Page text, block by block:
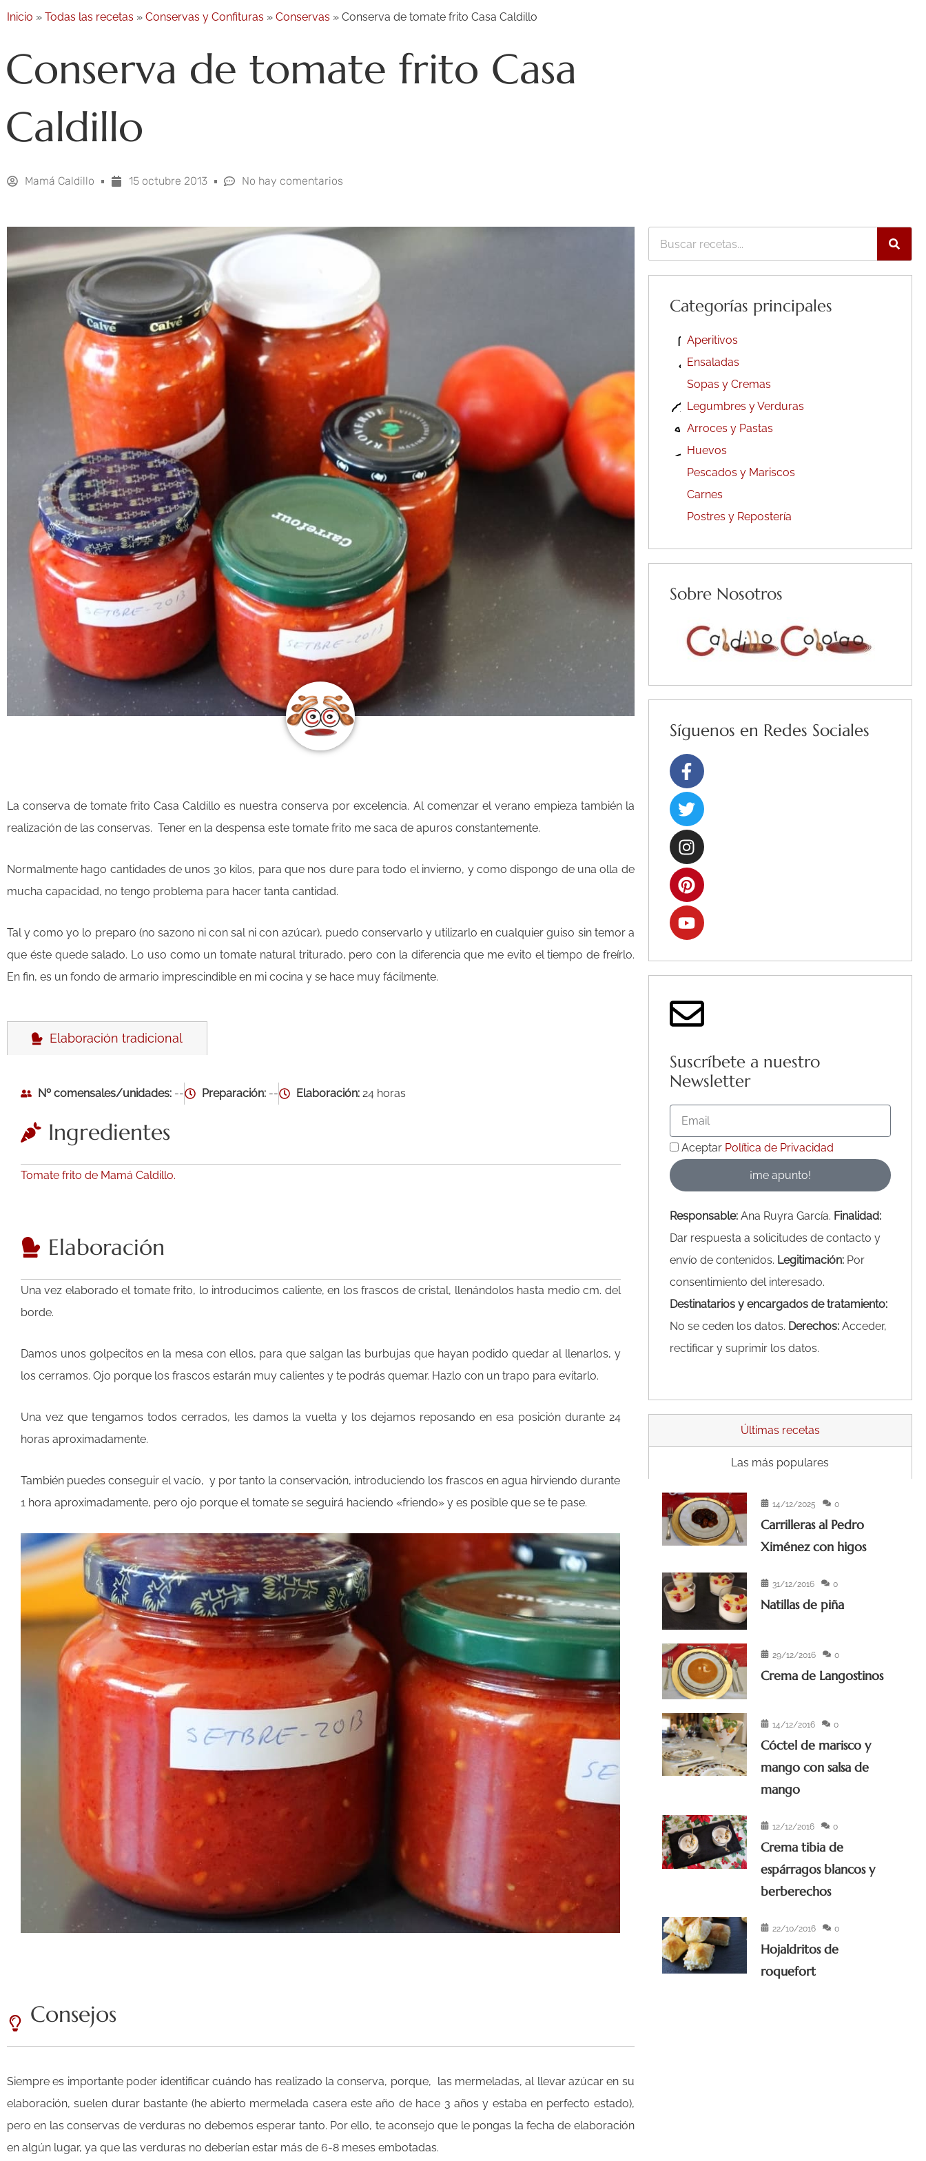
Inicio » Todas las recetas » Conservas y Confituras » Conservas » Conserva de tomate frito Casa Caldillo
Conserva de tomate frito Casa
Caldillo
Mamá Caldillo 15 octubre 2013 No hay comentarios
La conserva de tomate frito Casa Caldillo es nuestra conserva por excelencia. Al comenzar el verano empieza también la
realización de las conservas. Tener en la despensa este tomate frito me saca de apuros constantemente.
Normalmente hago cantidades de unos 30 kilos, para que nos dure para todo el invierno, y como dispongo de una olla de
mucha capacidad, no tengo problema para hacer tanta cantidad.
Tal y como yo lo preparo (no sazono ni con sal ni con azúcar), puedo conservarlo y utilizarlo en cualquier guiso sin temor a
que éste quede salado. Lo uso como un tomate natural triturado, pero con la diferencia que me evito el tiempo de freírlo.
En fin, es un fondo de armario imprescindible en mi cocina y se hace muy fácilmente.
Elaboración tradicional
Nº comensales/unidades: -- Preparación: -- Elaboración: 24 horas
Ingredientes
Tomate frito de Mamá Caldillo.
Elaboración
Una vez elaborado el tomate frito, lo introducimos caliente, en los frascos de cristal, llenándolos hasta medio cm. del
borde.
Damos unos golpecitos en la mesa con ellos, para que salgan las burbujas que hayan podido quedar al llenarlos, y
los cerramos. Ojo porque los frascos estarán muy calientes y te podrás quemar. Hazlo con un trapo para evitarlo.
Una vez que tengamos todos cerrados, les damos la vuelta y los dejamos reposando en esa posición durante 24
horas aproximadamente.
También puedes conseguir el vacío, y por tanto la conservación, introduciendo los frascos en agua hirviendo durante
1 hora aproximadamente, pero ojo porque el tomate se seguirá haciendo «friendo» y es posible que se te pase.
Consejos
Siempre es importante poder identificar cuándo has realizado la conserva, porque, las mermeladas, al llevar azúcar en su
elaboración, suelen durar bastante (he abierto mermelada casera este año de hace 3 años y estaba en perfecto estado),
pero en las conservas de verduras no debemos esperar tanto. Por ello, te aconsejo que le pongas la fecha de elaboración
en algún lugar, ya que las verduras no deberían estar más de 6-8 meses embotadas.
Buscar
Categorías principales
Aperitivos
Ensaladas
Sopas y Cremas
Legumbres y Verduras
Arroces y Pastas
Huevos
Pescados y Mariscos
Carnes
Postres y Repostería
Sobre Nosotros
Síguenos en Redes Sociales
Facebook-
f
Twitter
Instagram
Pinterest
Youtube
Suscríbete a nuestro
Newsletter
Email
Acepto
la
Política
de
Privacidad
Aceptar Política de Privacidad
¡me apunto!
Responsable:Ana Ruyra García. Finalidad:
Dar respuesta a solicitudes de contacto y
envío de contenidos. Legitimación:Por
consentimiento del interesado.
Destinatarios y encargados de tratamiento:
No se ceden los datos. Derechos:Acceder,
rectificar y suprimir los datos.
Últimas recetas
Las más populares
14/12/2025 0
Carrilleras al Pedro
Ximénez con higos
31/12/2016 0
Natillas de piña
29/12/2016 0
Crema de Langostinos
14/12/2016 0
Cóctel de marisco y
mango con salsa de
mango
12/12/2016 0
Crema tibia de
espárragos blancos y
berberechos
22/10/2016 0
Hojaldritos de
roquefort